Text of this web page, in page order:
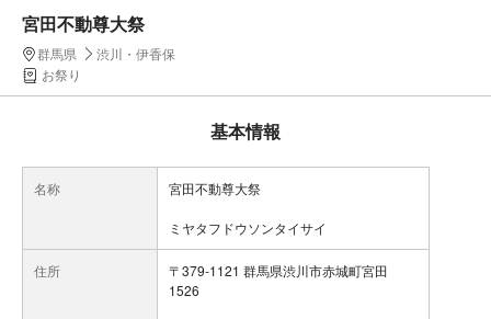
宮田不動尊大祭
群馬県
渋川・伊香保
お祭り
基本情報
名称 宮田不動尊大祭
ミヤタフドウソンタイサイ
住所
〒379-1121 群馬県渋川市赤城町宮田
1526